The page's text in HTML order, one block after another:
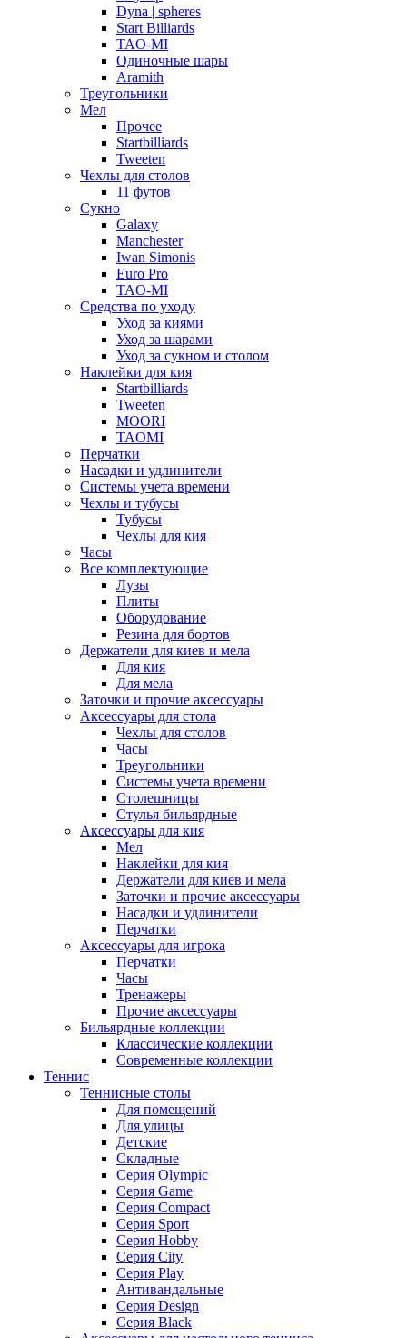
Dyna | spheres
Start Billiards
TAO-MI
Одиночные шары
Aramith
Треугольники
Мел
Прочее
Startbilliards
Tweeten
Чехлы для столов
11 футов
Сукно
Galaxy
Manchester
Iwan Simonis
Euro Pro
TAO-MI
Средства по уходу
Уход за киями
Уход за шарами
Уход за сукном и столом
Наклейки для кия
Startbilliards
Tweeten
MOORI
TAOMI
Перчатки
Насадки и удлинители
Системы учета времени
Чехлы и тубусы
Тубусы
Чехлы для кия
Часы
Все комплектующие
Лузы
Плиты
Оборудование
Резина для бортов
Держатели для киев и мела
Для кия
Для мела
Заточки и прочие аксессуары
Аксессуары для стола
Чехлы для столов
Часы
Треугольники
Системы учета времени
Столешницы
Стулья бильярдные
Аксессуары для кия
Мел
Наклейки для кия
Держатели для киев и мела
Заточки и прочие аксессуары
Насадки и удлинители
Перчатки
Аксессуары для игрока
Перчатки
Часы
Тренажеры
Прочие аксессуары
Бильярдные коллекции
Классические коллекции
Современные коллекции
Теннис
Теннисные столы
Для помещений
Для улицы
Детские
Складные
Серия Olympic
Серия Game
Серия Compact
Серия Sport
Серия Hobby
Серия City
Серия Play
Антивандальные
Серия Design
Серия Black